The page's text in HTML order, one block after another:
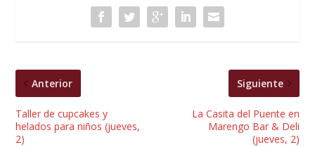
Anterior
Taller de cupcakes y
helados para niños (jueves,
2)
Siguiente
La Casita del Puente en
Marengo Bar & Deli
(jueves, 2)